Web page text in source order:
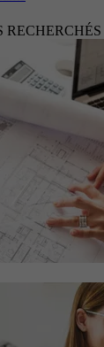
RECHERCHÉS